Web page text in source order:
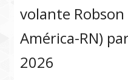
volante Robson
América-RN)
2026